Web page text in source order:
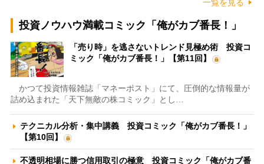
一覧を見る
投資ノウハウ満載コミック「俺がカブ番長！」
「売り時」を逃さないトレンド見極め術 投資コ
ミック「俺がカブ番長！」【第11回】
かつて投資情報雑誌「マネーポスト」にて、圧倒的な情報量が
詰め込まれた「天下無敵の株コミック」とし…
テクニカル分析・集中講義 投資コミック「俺がカブ番長！」
【第10回】
不透明相場に勝つ信用取引の極意 投資コミック「俺がカブ番